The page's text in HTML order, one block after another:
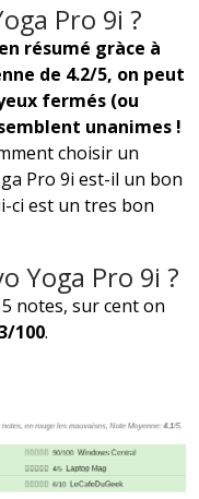
Pro 9i ?
résumé gràce à
de 4.2/5, on peut
fermés (ou
unanimes !
choisir un
Pro 9i est-il un bon
ci est un tres bon
Yoga Pro 9i ?
notes, sur cent on
100.